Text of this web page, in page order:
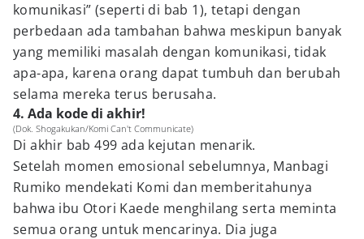
komunikasi” (seperti di bab 1), tetapi dengan
perbedaan ada tambahan bahwa meskipun banyak
yang memiliki masalah dengan komunikasi, tidak
apa-apa, karena orang dapat tumbuh dan berubah
selama mereka terus berusaha.
4. Ada kode di akhir!
(Dok. Shogakukan/Komi Can't Communicate)
Di akhir bab 499 ada kejutan menarik.
Setelah momen emosional sebelumnya, Manbagi
Rumiko mendekati Komi dan memberitahunya
bahwa ibu Otori Kaede menghilang serta meminta
semua orang untuk mencarinya. Dia juga